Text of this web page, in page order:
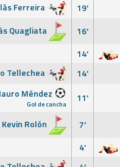
Ferreira
19'
Quagliata
16'
14'
Tellechea
14'
Méndez
Gol de cancha 11'
Kevin Rolón
7'
4'